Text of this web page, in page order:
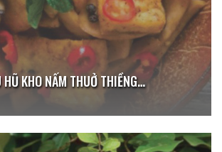
KHO NẤM THUỞ THIỀNG…